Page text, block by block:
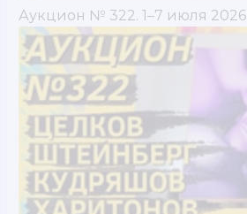
Аукцион № 322. 1–7 июля 2026